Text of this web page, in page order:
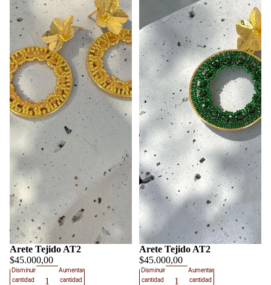
Arete Tejido AT2
$45.000,00
Disminuir
cantidad
Aumentar
cantidad
Arete Tejido AT2
$45.000,00
Disminuir
cantidad
Aumentar
cantidad